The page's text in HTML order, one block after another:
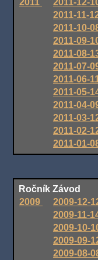
2011-11-
2011-10-
2011-09-
2011-08-
2011-07-
2011-06-
2011-05-
2011-04-
2011-03-
2011-02-
2011-01-
Ročník Závod
2009
2009-12-
2009-11-
2009-10-
2009-09-
2009-08-